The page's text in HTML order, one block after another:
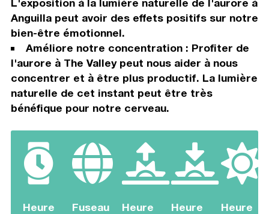
L'exposition à la lumière naturelle de l'aurore à
Anguilla peut avoir des effets positifs sur notre
bien-être émotionnel.
Améliore notre concentration : Profiter de
l'aurore à The Valley peut nous aider à nous
concentrer et à être plus productif. La lumière
naturelle de cet instant peut être très
bénéfique pour notre cerveau.
Heure
Fuseau
Heure
Heure
Heure